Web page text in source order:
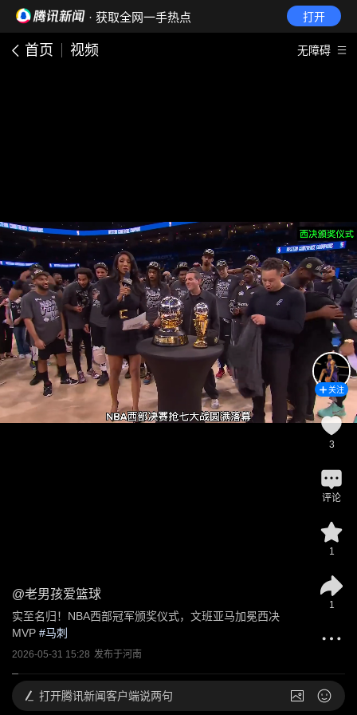
· 获取全网一手热点 打开
首页 视频 无障碍
@老男孩爱篮球
实至名归！NBA西部冠军颁奖仪式，文班亚马加冕西决
MVP #马刺
2026-05-31 15:28 发布于河南
关注
3
评论
1
1
打开腾讯新闻客户端说两句